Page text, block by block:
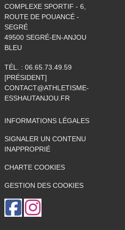
COMPLEXE SPORTIF - 6,
ROUTE DE POUANCÉ -
SEGRÉ
49500 SEGRÉ-EN-ANJOU
BLEU
TÉL. : 06.65.73.49.59
[PRÉSIDENT]
CONTACT@ATHLETISME-
ESSHAUTANJOU.FR
INFORMATIONS LÉGALES
SIGNALER UN CONTENU
INAPPROPRIÉ
CHARTE COOKIES
GESTION DES COOKIES